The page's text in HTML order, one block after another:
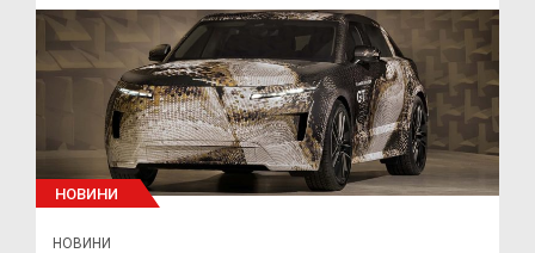
НОВИНИ
НОВИНИ